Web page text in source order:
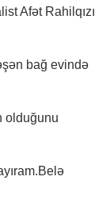
Afət Rahilqızı
bağ evində
olduğunu